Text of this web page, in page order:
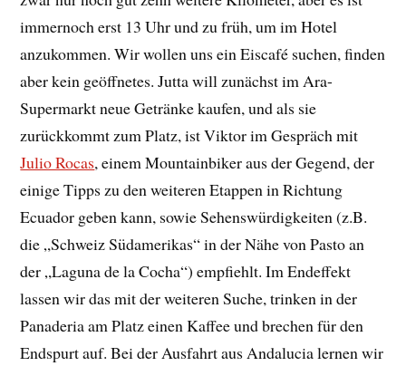
immernoch erst 13 Uhr und zu früh, um im Hotel
anzukommen. Wir wollen uns ein Eiscafé suchen, finden
aber kein geöffnetes. Jutta will zunächst im Ara-
Supermarkt neue Getränke kaufen, und als sie
zurückkommt zum Platz, ist Viktor im Gespräch mit
Julio Rocas, einem Mountainbiker aus der Gegend, der
einige Tipps zu den weiteren Etappen in Richtung
Ecuador geben kann, sowie Sehenswürdigkeiten (z.B.
die „Schweiz Südamerikas“ in der Nähe von Pasto an
der „Laguna de la Cocha“) empfiehlt. Im Endeffekt
lassen wir das mit der weiteren Suche, trinken in der
Panaderia am Platz einen Kaffee und brechen für den
Endspurt auf. Bei der Ausfahrt aus Andalucia lernen wir